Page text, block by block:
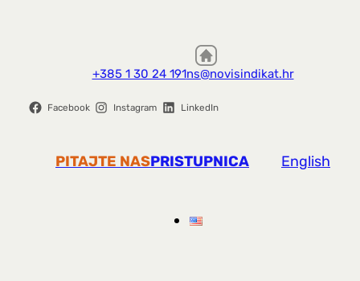
+385 1 30 24 191ns@novisindikat.hr
Facebook Instagram LinkedIn
PITAJTE NASPRISTUPNICA English